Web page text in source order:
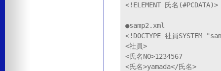
<!ELEMENT 氏名(#PCDATA)>
●samp2.xml
<!DOCTYPE 社員SYSTEM
<社員>
<氏名NO>1234567
<氏名>yamada</氏名>